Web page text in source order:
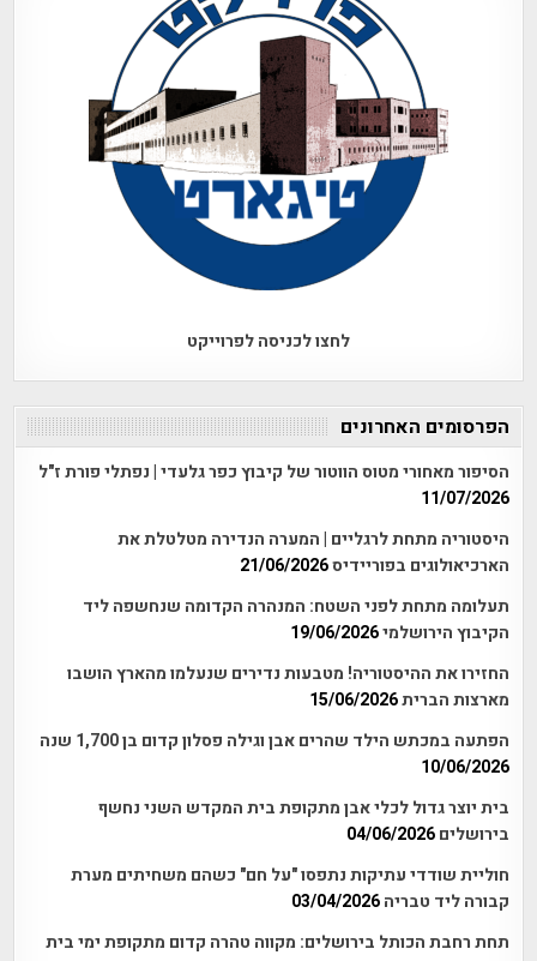
לחצו לכניסה לפרוייקט
הפרסומים האחרונים
הסיפור מאחורי מטוס הווטור של קיבוץ כפר גלעדי | נפתלי פורת ז"ל
11/07/2026
היסטוריה מתחת לרגליים | המערה הנדירה מטלטלת את
הארכיאולוגים בפוריידיס21/06/2026
תעלומה מתחת לפני השטח: המנהרה הקדומה שנחשפה ליד
הקיבוץ הירושלמי19/06/2026
החזירו את ההיסטוריה! מטבעות נדירים שנעלמו מהארץ הושבו
מארצות הברית15/06/2026
הפתעה במכתש הילד שהרים אבן וגילה פסלון קדום בן 1,700 שנה
10/06/2026
בית יוצר גדול לכלי אבן מתקופת בית המקדש השני נחשף
בירושלים 04/06/2026
חוליית שודדי עתיקות נתפסו "על חם" כשהם משחיתים מערת
קבורה ליד טבריה 03/04/2026
תחת רחבת הכותל בירושלים: מקווה טהרה קדום מתקופת ימי בית